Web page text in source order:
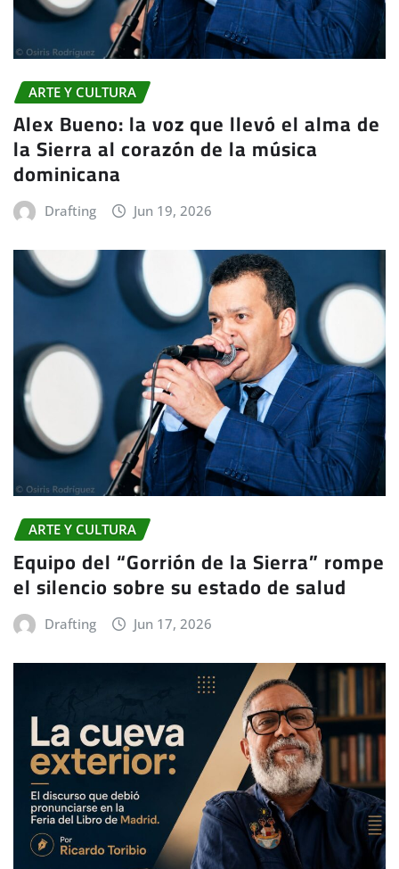
ARTE Y CULTURA
Alex Bueno: la voz que llevó el alma de
la Sierra al corazón de la música
dominicana
Drafting Jun 19, 2026
ARTE Y CULTURA
Equipo del “Gorrión de la Sierra” rompe
el silencio sobre su estado de salud
Drafting Jun 17, 2026